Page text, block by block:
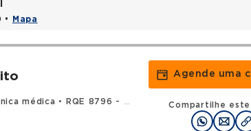
• Mapa
médica •
RQE 8796 - Endocrinologia e metabologia
Agende uma
Compartilhe